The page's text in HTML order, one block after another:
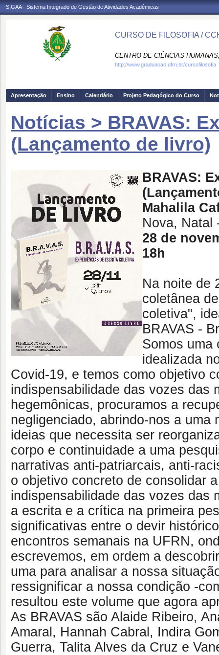
SIGAA - Sistema Integrado de Gestão de Atividades Acadêmicas
CURSO DE FILOSOFIA /
CENTRO DE CIÊNCIAS
http://www.graduacao.ufrn.br/cursofilosofia
Apresentação Ensino Calendário Projeto Pedagógico do Curso
Notícias > BRAVAS:
(Lançamento de livro)
BRAVAS:
Mahalila
Nova, Natal
28 de
18h
Na noite de
coletânea
coletiva",
BRAVAS -
Somos uma
idealizada
Covid-19, e temos como objetivo
indispensabilidade das vozes das
hegemônicas, procuramos a
negligenciado, abrindo-nos a uma
ideias que necessita ser
corpo e continuidade a uma
narrativas anti-patriarcais, anti-
o objetivo concreto de consolidar
indispensabilidade das vozes das
a escrita e a crítica na primeira
significativas entre o devir
encontros semanais na UFRN,
escrevemos, em ordem a
uma para analisar a nossa
ressignificar a nossa condição -
resultou este volume que agora
As BRAVAS são Alaide Ribeiro,
Amaral, Hannah Cabral, Indira
Guerra, Talita Alves da Cruz e